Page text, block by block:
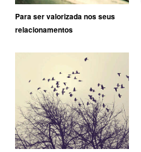
Para ser valorizada nos seus
relacionamentos